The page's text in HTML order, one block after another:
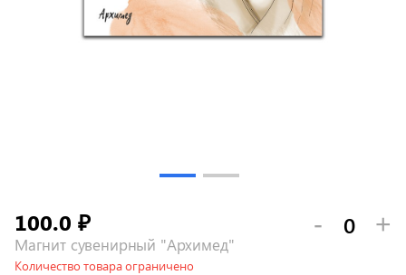
Магнит сувенирный "Архимед"
100.0 ₽ - +
Количество товара ограничено